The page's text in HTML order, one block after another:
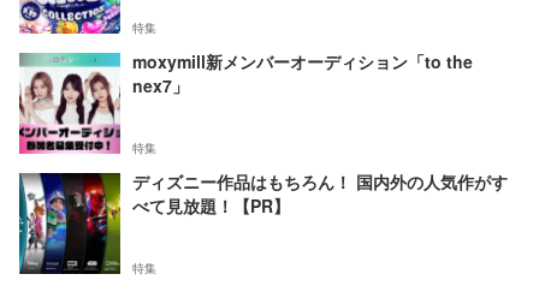
特集
moxymill新メンバーオーディション「to the
nex7」
特集
ディズニー作品はもちろん！ 国内外の人気作がす
べて見放題！【PR】
特集